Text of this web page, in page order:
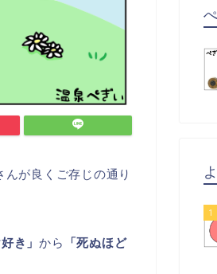
んが良くご存じの通り
好き」から
「死ぬほど
1